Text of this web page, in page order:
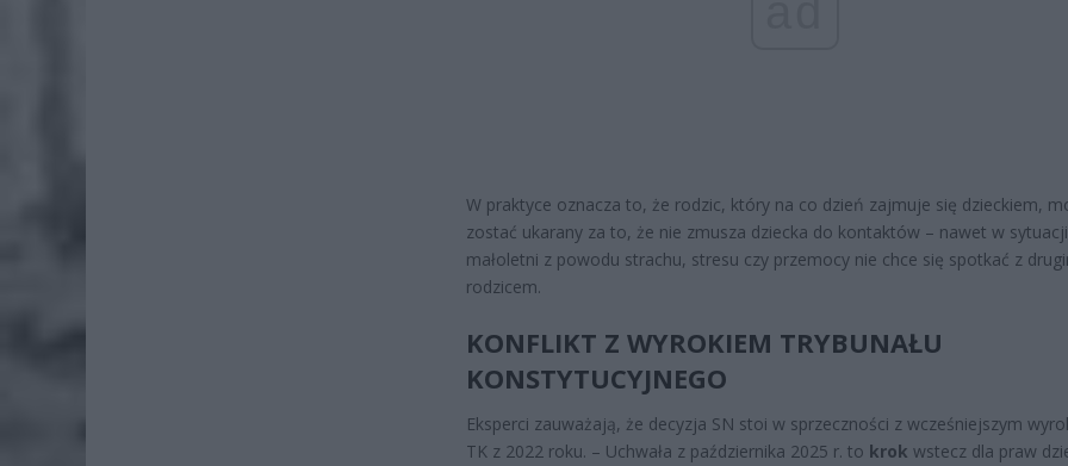
W praktyce oznacza to, że rodzic, który na co dzień zajmuje się dzieckiem,
zostać ukarany za to, że nie zmusza dziecka do kontaktów – nawet w
małoletni z powodu strachu, stresu czy przemocy nie chce się spotkać z
rodzicem.
KONFLIKT Z WYROKIEM TRYBUNAŁU
KONSTYTUCYJNEGO
Eksperci zauważają, że decyzja SN stoi w sprzeczności z wcześniejszym
TK z 2022 roku. – Uchwała z października 2025 r. to krok wstecz dla praw